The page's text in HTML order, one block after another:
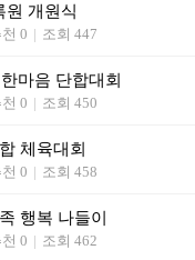
원 개원식
0 | 조회 447
마음 단합대회
0 | 조회 450
체육대회
0 | 조회 458
행복 나들이
0 | 조회 462